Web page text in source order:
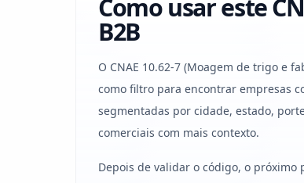
Como usar este
B2B
O CNAE 10.62-7 (Moagem de trigo e
como filtro para encontrar empresas
segmentadas por cidade, estado,
comerciais com mais contexto.
Depois de validar o código, o próximo